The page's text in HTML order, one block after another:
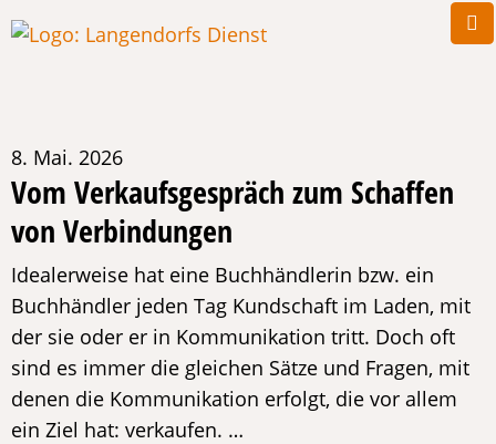
8. Mai. 2026
Vom Verkaufsgespräch zum Schaffen
von Verbindungen
Idealerweise hat eine Buchhändlerin bzw. ein
Buchhändler jeden Tag Kundschaft im Laden, mit
der sie oder er in Kommunikation tritt. Doch oft
sind es immer die gleichen Sätze und Fragen, mit
denen die Kommunikation erfolgt, die vor allem
ein Ziel hat: verkaufen. …